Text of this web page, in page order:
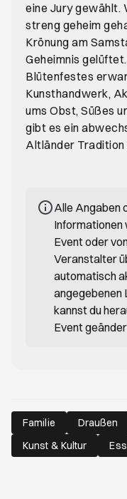
eine Jury gewählt.
streng geheim
Krönung am
Geheimnis
Blütenfestes
Kunsthandwerk,
ums Obst, Süßes
gibt es ein
Altländer
Alle Angaben
Informationen
Event oder
Veranstalter
automatisch
angegebenen
kannst du
Event
Familie Draußen
Kunst & Kultur